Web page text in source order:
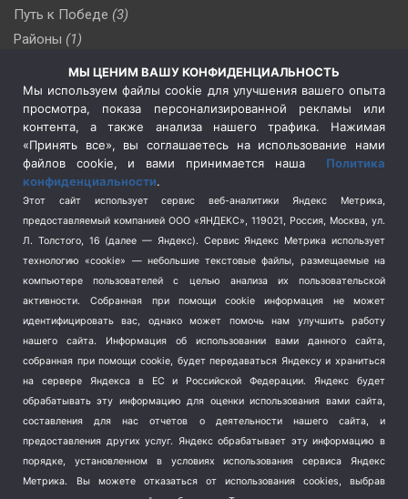
Путь к Победе (3)
Районы (1)
(510)
Сельское хозяйство (3)
Социальная политика
(3)
Спецоперация в Украине
Спецоперация на Украине
(404)
Спорт (740)
Терроризм (1)
Транспорт (262)
Туризм (178)
Флот (76)
Школа и спорт (2)
Экология (8)
Экономика (1172)
МЫ ЦЕНИМ ВАШУ КОНФИДЕНЦИАЛЬНОСТЬ
Мы используем файлы cookie для улучшения вашего опыта
просмотра, показа персонализированной рекламы или
контента, а также анализа нашего трафика. Нажимая
«Принять все», вы соглашаетесь на использование нами
файлов cookie, и вами принимается наша Политика
конфиденциальности.
Этот сайт использует сервис веб-аналитики Яндекс Метрика,
предоставляемый компанией ООО «ЯНДЕКС», 119021, Россия, Москва, ул.
Л. Толстого, 16 (далее — Яндекс). Сервис Яндекс Метрика использует
технологию «cookie» — небольшие текстовые файлы, размещаемые на
компьютере пользователей с целью анализа их пользовательской
активности.
Собранная при помощи cookie информация не может
идентифицировать вас, однако может помочь нам улучшить работу
нашего сайта. Информация об использовании вами данного сайта,
собранная при помощи cookie, будет передаваться Яндексу и храниться
на сервере Яндекса в ЕС и Российской Федерации. Яндекс будет
обрабатывать эту информацию для оценки использования вами сайта,
составления для нас отчетов о деятельности нашего сайта, и
предоставления других услуг. Яндекс обрабатывает эту информацию в
порядке, установленном в условиях использования сервиса Яндекс
Метрика.
Вы можете отказаться от использования cookies, выбрав